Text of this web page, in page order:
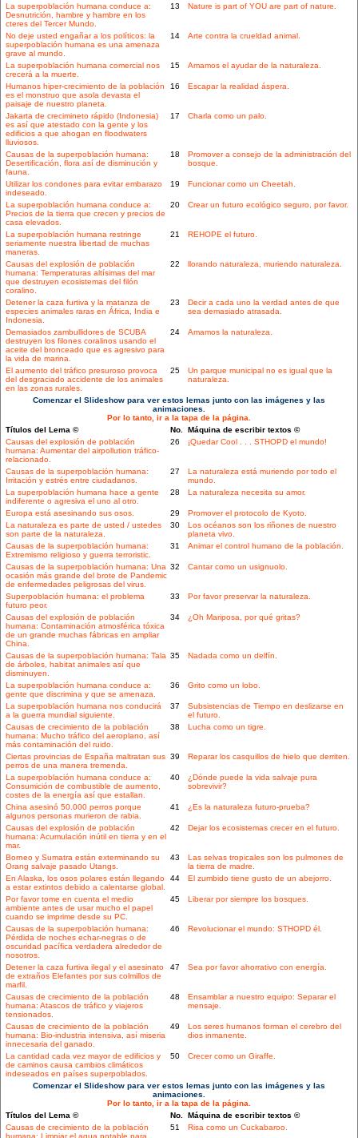
La superpoblación humana conduce a:
Desnutrición, hambre y hambre en los
cteres del Tercer Mundo.
13 Nature is part of YOU are part of nature.
No deje usted engañar a los políticos: la
superpoblación humana es una amenaza
grave al mundo.
14 Arte contra la crueldad animal.
La superpoblación humana comercial nos
crecerá a la muerte.
15 Amamos el ayudar de la naturaleza.
Humanos hiper-crecimiento de la población
es el monstruo que asola devasta el
paisaje de nuestro planeta.
16 Escapar la realidad áspera.
Jakarta de crecimineto rápido (Indonesia)
es así que atestado con la gente y los
edificios a que ahogan en floodwaters
lluviosos.
17 Charla como un palo.
Causas de la superpoblación humana:
Desertificación, flora así de disminución y
fauna.
18
Promover a consejo de la administración del
bosque.
Utilizar los condones para evitar embarazo
indeseado.
19 Funcionar como un Cheetah.
La superpoblación humana conduce a:
Precios de la tierra que crecen y precios de
casa elevados.
20 Crear un futuro ecológico seguro, por favor.
La superpoblación humana restringe
seriamente nuestra libertad de muchas
maneras.
21 REHOPE el futuro.
Causas del explosión de población
humana: Temperaturas altísimas del mar
que destruyen ecosistemas del filón
coralino.
22 llorando naturaleza, muriendo naturaleza.
Detener la caza furtiva y la matanza de
especies animales raras en África, India e
Indonesia.
23
Decir a cada uno la verdad antes de que
sea demasiado atrasada.
Demasiados zambullidores de SCUBA
destruyen los filones coralinos usando el
aceite del bronceado que es agresivo para
la vida de marina.
24 Amamos la naturaleza.
El aumento del tráfico presuroso provoca
del desgraciado accidente de los animales
en las zonas rurales.
25
Un parque municipal no es igual que la
naturaleza.
Comenzar el Slideshow para ver estos lemas junto con las imágenes y las
animaciones.
Por lo tanto, ir a la tapa de la página.
Títulos del Lema ©
No. Máquina de escribir textos ©
Causas del explosión de población
humana: Aumentar del airpollution tráfico-
relacionado.
26 ¡Quedar Cool . . . STHOPD el mundo!
Causas de la superpoblación humana:
Irritación y estrés entre ciudadanos.
27
La naturaleza está muriendo por todo el
mundo.
La superpoblación humana hace a gente
indiferente o agresiva el uno al otro.
28 La naturaleza necesita su amor.
Europa está asesinando sus osos. 29
Promover el protocolo de Kyoto.
La naturaleza es parte de usted / ustedes
son parte de la naturaleza.
30
Los océanos son los riñones de nuestro
planeta vivo.
Causas de la superpoblación humana:
Extremismo religioso y guerra terroristic.
31 Animar el control humano de la población.
Causas de la superpoblación humana: Una
ocasión más grande del brote de Pandemic
de enfermedades peligrosas del virus.
32 Cantar como un usignuolo.
Superpoblación humana: el problema
futuro peor.
33 Por favor preservar la naturaleza.
Causas del explosión de población
humana: Contaminación atmosférica tóxica
de un grande muchas fábricas en ampliar
China.
34 ¿Oh Mariposa, por qué gritas?
Causas de la superpoblación humana: Tala
de árboles, habitat animales así que
disminuyen.
35 Nadada como un delfín.
La superpoblación humana conduce a:
gente que discrimina y que se amenaza.
36 Grito como un lobo.
La superpoblación humana nos conducirá
a la guerra mundial siguiente.
37
Subsistencias de Tiempo en deslizarse en
el futuro.
Causas de crecimiento de la población
humana: Mucho tráfico del aeroplano, así
más contaminación del ruido.
38 Lucha como un tigre.
Ciertas provincias de España maltratan sus
perros de una manera tremenda.
39 Reparar los casquillos de hielo que derriten.
La superpoblación humana conduce a:
Consumición de combustible de aumento,
costes de la energía así que estallan.
40
¿Dónde puede la vida salvaje pura
sobrevivir?
China asesinó 50.000 perros porque
algunos personas murieron de rabia.
41 ¿Es la naturaleza futuro-prueba?
Causas del explosión de población
humana: Acumulación inútil en tierra y en el
mar.
42 Dejar los ecosistemas crecer en el futuro.
Borneo y Sumatra están exterminando su
Orang salvaje pasado Utangs.
43
Las selvas tropicales son los pulmones de
la tierra de madre.
En Alaska, los osos polares están llegando
a estar extintos debido a calentarse global.
44 El zumbido tiene gusto de un abejorro.
Por favor tome en cuenta el medio
ambiente antes de usar mucho el papel
cuando se imprime desde su PC.
45 Liberar por siempre los bosques.
Causas de la superpoblación humana:
Pérdida de noches echar-negras o de
oscuridad pacífica verdadera alrededor de
nosotros.
46 Revolucionar el mundo: STHOPD él.
Detener la caza furtiva ilegal y el asesinato
de extraños Elefantes por sus colmillos de
marfil.
47 Sea por favor ahorrativo con energía.
Causas de crecimiento de la población
humana: Atascos de tráfico y viajeros
tensionados.
48
Ensamblar a nuestro equipo: Separar el
mensaje.
Causas de crecimiento de la población
humana: Bio-industria intensiva, así miseria
innecesaria del ganado.
49
Los seres humanos forman el cerebro del
dios inmanente.
La cantidad cada vez mayor de edificios y
de caminos causa cambios climáticos
indeseados en países superpoblados.
50 Crecer como un Giraffe.
Comenzar el Slideshow para ver estos lemas junto con las imágenes y las
animaciones.
Por lo tanto, ir a la tapa de la página.
Títulos del Lema ©
No. Máquina de escribir textos ©
Causas de crecimiento de la población
51 Risa como un Cuckabaroo.